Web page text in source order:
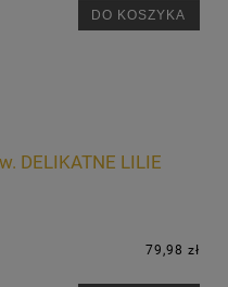
DO KOSZYKA
DELIKATNE LILIE
79,98 zł